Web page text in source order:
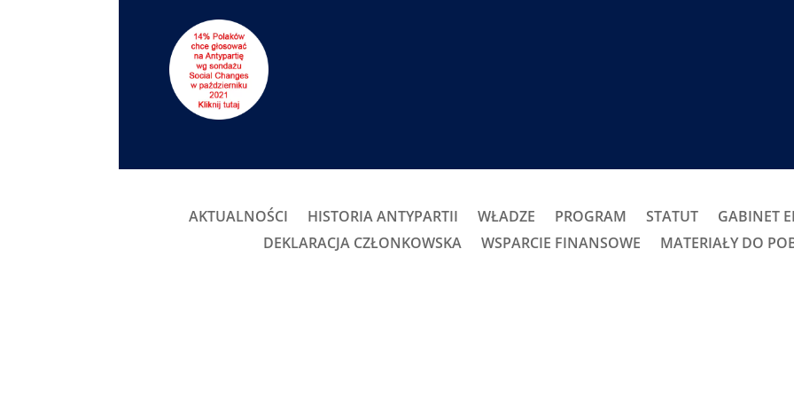
AKTUALNOŚCI HISTORIA ANTYPARTII WŁADZE PROGRAM STATUT
GABINET
DEKLARACJA CZŁONKOWSKA
WSPARCIE FINANSOWE MATERIAŁY DO